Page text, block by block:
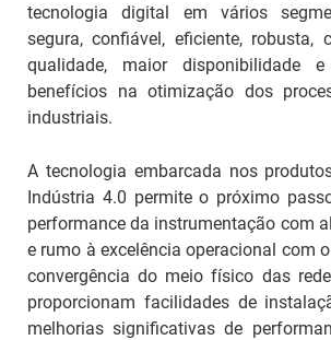
tecnologia digital em vários
segura, confiável, eficiente,
qualidade, maior disponibilidade e
benefícios na otimização dos
industriais.
A tecnologia embarcada nos
Indústria 4.0 permite o próximo
performance da instrumentação com
e rumo à excelência operacional com
convergência do meio físico das
proporcionam facilidades de
melhorias significativas de